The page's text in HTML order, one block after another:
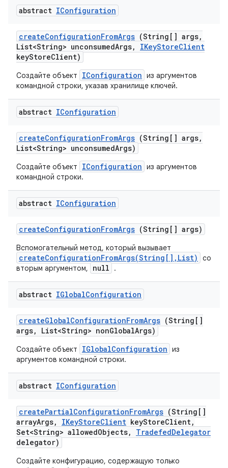
abstract IConfiguration
createConfigurationFromArgs (String[] args,
List<String> unconsumedArgs, IKeyStoreClient
keyStoreClient)
Создайте объект IConfiguration из аргументов
командной строки, указав хранилище ключей.
abstract IConfiguration
createConfigurationFromArgs (String[] args,
List<String> unconsumedArgs)
Создайте объект IConfiguration из аргументов
командной строки.
abstract IConfiguration
createConfigurationFromArgs (String[] args)
Вспомогательный метод, который вызывает
createConfigurationFromArgs(String[],List)
со
вторым аргументом,
null .
abstract IGlobalConfiguration
createGlobalConfigurationFromArgs (String[]
args, List<String> nonGlobalArgs)
Создайте объект IGlobalConfiguration из
аргументов командной строки.
abstract IConfiguration
createPartialConfigurationFromArgs (String[]
arrayArgs, IKeyStoreClient keyStoreClient,
Set<String> allowedObjects, TradefedDelegator
delegator)
Создайте конфигурацию, содержащую только